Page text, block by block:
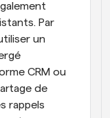
Par
un
CRM ou
de
rappels